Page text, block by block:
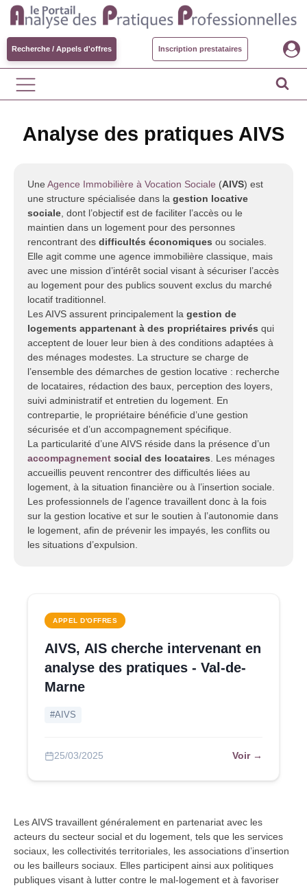
Recherche / Appels d'offres Inscription prestataires
Analyse des pratiques AIVS
Une Agence Immobilière à Vocation Sociale (AIVS) est
une structure spécialisée dans la gestion locative
sociale , dont l’objectif est de faciliter l’accès ou le
maintien dans un logement pour des personnes
rencontrant des difficultés économiques ou sociales.
Elle agit comme une agence immobilière classique, mais
avec une mission d’intérêt social visant à sécuriser l’accès
au logement pour des publics souvent exclus du marché
locatif traditionnel.
Les AIVS assurent principalement la gestion de
logements appartenant à des propriétaires privés qui
acceptent de louer leur bien à des conditions adaptées à
des ménages modestes. La structure se charge de
l’ensemble des démarches de gestion locative : recherche
de locataires, rédaction des baux, perception des loyers,
suivi administratif et entretien du logement. En
contrepartie, le propriétaire bénéficie d’une gestion
sécurisée et d’un accompagnement spécifique.
La particularité d’une AIVS réside dans la présence d’un
accompagnement social des locataires . Les ménages
accueillis peuvent rencontrer des difficultés liées au
logement, à la situation financière ou à l’insertion sociale.
Les professionnels de l’agence travaillent donc à la fois
sur la gestion locative et sur le soutien à l’autonomie dans
le logement, afin de prévenir les impayés, les conflits ou
les situations d’expulsion.
APPEL D'OFFRES
AIVS, AIS cherche intervenant en
analyse des pratiques - Val-de-
Marne
#AIVS
25/03/2025 Voir →
Les AIVS travaillent généralement en partenariat avec les
acteurs du secteur social et du logement, tels que les services
sociaux, les collectivités territoriales, les associations d’insertion
ou les bailleurs sociaux. Elles participent ainsi aux politiques
publiques visant à lutter contre le mal-logement et à favoriser